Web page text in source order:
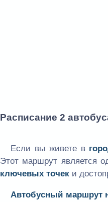
Расписание 2
Если вы живете в
Этот маршрут является
ключевых точек и
Автобусный маршрут